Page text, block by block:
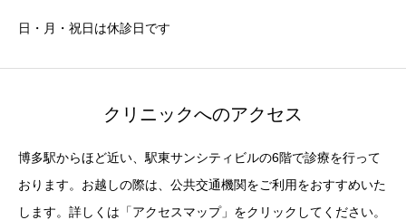
日・月・祝日は休診日です
クリニックへのアクセス
博多駅からほど近い、駅東サンシティビルの6階で診療を行って
おります。お越しの際は、公共交通機関をご利用をおすすめいた
します。詳しくは「アクセスマップ」をクリックしてください。